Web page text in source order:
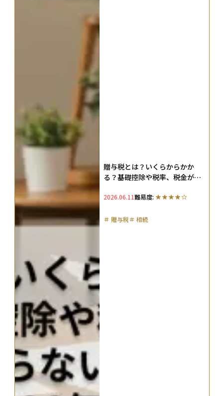
贈与税とは？いくらからかか
る？基礎控除や税率、税金がか
版）
2026.06.11難易度:
＃ 贈与税＃ 相続